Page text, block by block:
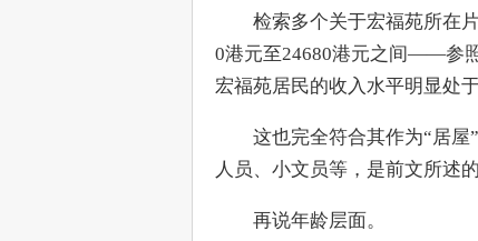
检索多个关于宏福苑所在片
0港元至24680港元之间——参
宏福苑居民的收入水平明显处
这也完全符合其作为“居屋”
人员、小文员等，是前文所述
再说年龄层面。